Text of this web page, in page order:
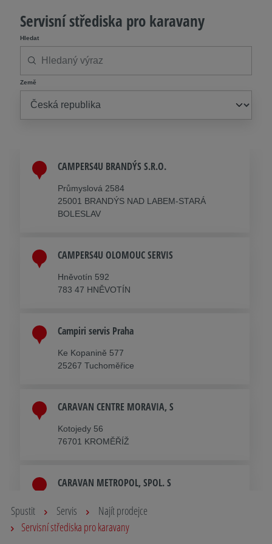
Servisní střediska pro karavany
Hledat
Země
CAMPERS4U BRANDÝS S.R.O.
Průmyslová 2584
25001 BRANDÝS NAD LABEM-STARÁ
BOLESLAV
CAMPERS4U OLOMOUC SERVIS
Hněvotín 592
783 47 HNĚVOTÍN
Campiri servis Praha
Ke Kopanině 577
25267 Tuchoměřice
CARAVAN CENTRE MORAVIA, S
Kotojedy 56
76701 KROMĚŘÍŽ
CARAVAN METROPOL, SPOL. S
25069 PRAHA - KLÍČANY
Spustit Servis
Najít prodejce
Servisní střediska pro karavany